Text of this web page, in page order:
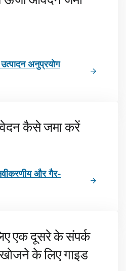
अनुप्रयोग
कैसे जमा करें
और गैर-
एक दूसरे के संपर्क
के लिए गाइड